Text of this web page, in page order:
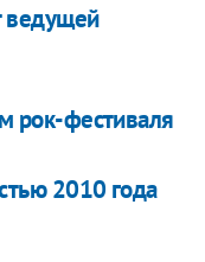
ведущей
рок-фестиваля
2010 года